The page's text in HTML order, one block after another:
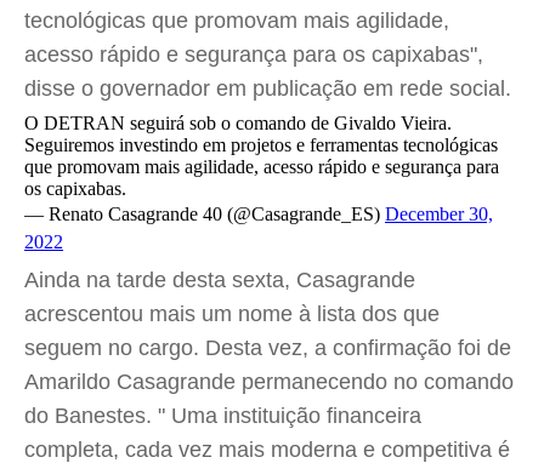
tecnológicas que promovam mais agilidade,
acesso rápido e segurança para os capixabas",
disse o governador em publicação em rede social.
O DETRAN seguirá sob o comando de Givaldo Vieira.
Seguiremos investindo em projetos e ferramentas tecnológicas
que promovam mais agilidade, acesso rápido e segurança para
os capixabas.
— Renato Casagrande 40 (@Casagrande_ES) December 30,
2022
Ainda na tarde desta sexta, Casagrande
acrescentou mais um nome à lista dos que
seguem no cargo. Desta vez, a confirmação foi de
Amarildo Casagrande permanecendo no comando
do Banestes. " Uma instituição financeira
completa, cada vez mais moderna e competitiva é